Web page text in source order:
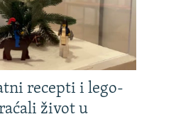
recepti i lego-
život u